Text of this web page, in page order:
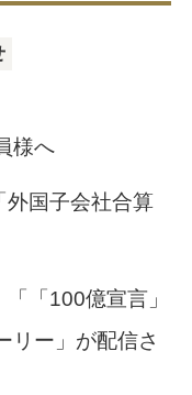
様へ
外国子会社合算
「100億宣言」
リー」が配信さ